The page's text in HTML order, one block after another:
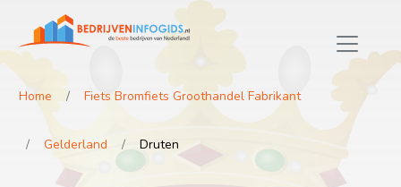
Home Fiets Bromfiets Groothandel Fabrikant
Gelderland Druten